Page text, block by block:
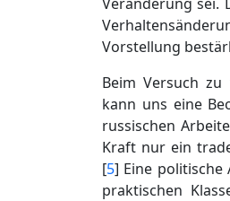
Vorstellung
Beim Versuch
kann uns eine
russischen
Kraft nur ein
[5] Eine politische
praktischen